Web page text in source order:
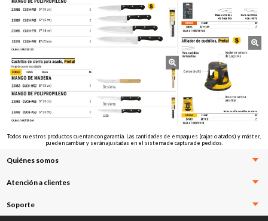
Todos nuestros productos cuentan con garantía. Las cantidades de empaques (cajas o atados) y máster,
pueden cambiar y serán ajustadas en el sistema de captura de pedidos.
Quiénes somos
Atención a clientes
Soporte